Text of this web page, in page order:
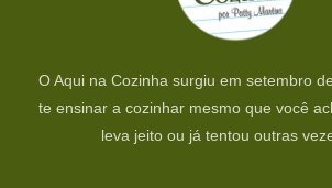
O Aqui na Cozinha surgiu em setembro
te ensinar a cozinhar mesmo que você
leva jeito ou já tentou outras